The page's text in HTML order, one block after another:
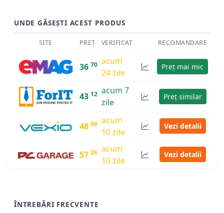
UNDE GĂSEȘTI ACEST PRODUS
SITE PREȚ VERIFICAT RECOMANDARE
36 70 acum
24 zile
Preț mai mic
43 12 acum 7
zile
Preț similar
48 99 acum
10 zile
Vezi detalii
57 26 acum
10 zile
Vezi detalii
ÎNTREBĂRI FRECVENTE